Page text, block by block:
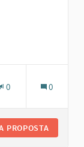
0 0
PROPOSTA